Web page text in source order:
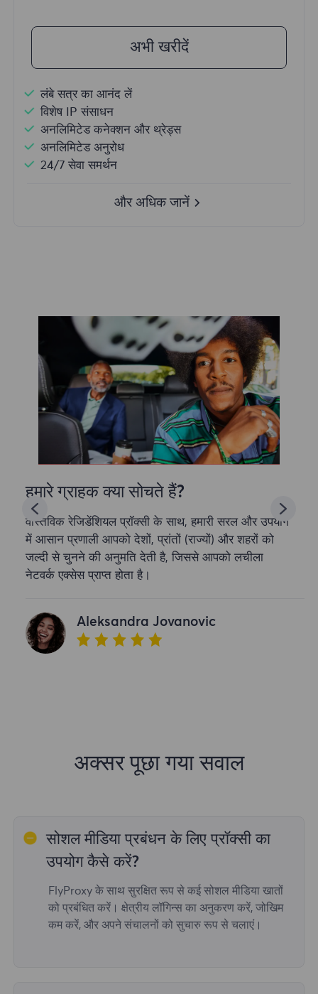
अभी खरीदें
लंबे सत्र का आनंद लें
विशेष IP संसाधन
अनलिमिटेड कनेक्शन और थ्रेड्स
अनलिमिटेड अनुरोध
24/7 सेवा समर्थन
और अधिक जानें
हमारे ग्राहक क्या सोचते हैं?
वास्तविक रेजिडेंशियल प्रॉक्सी के साथ, हमारी सरल और उपयोग
में आसान प्रणाली आपको देशों, प्रांतों (राज्यों) और शहरों को
जल्दी से चुनने की अनुमति देती है, जिससे आपको लचीला
नेटवर्क एक्सेस प्राप्त होता है।
Aleksandra Jovanovic
अक्सर पूछा गया सवाल
सोशल मीडिया प्रबंधन के लिए प्रॉक्सी का
उपयोग कैसे करें?
FlyProxy के साथ सुरक्षित रूप से कई सोशल मीडिया खातों
को प्रबंधित करें। क्षेत्रीय लॉगिन्स का अनुकरण करें, जोखिम
कम करें, और अपने संचालनों को सुचारु रूप से चलाएं।